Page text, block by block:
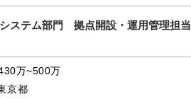
ステム部門 拠点開設・運用管理担当
万~500万
京都